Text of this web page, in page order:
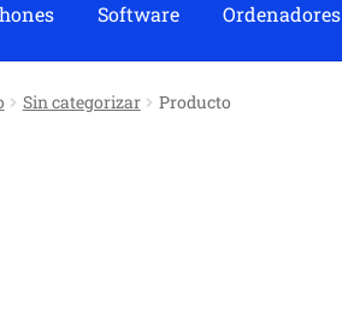
Software Ordenadores
Sin categorizar Producto